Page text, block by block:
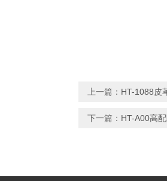
上一篇： HT-1088皮
下一篇： HT-A00高